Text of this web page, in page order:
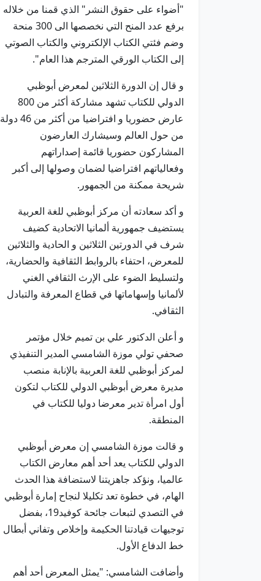
"أضواء على حقوق النشر" الذي قمنا من خلاله
برفع عدد المنح التي نخصصها الى 300 منحة
وضم فئتي الكتاب الإلكتروني والكتاب الصوتي
إلى الكتاب الورقي المترجم هذا العام".
و قال إن الدورة الثلاثين لمعرض أبوظبي
الدولي للكتاب تشهد مشاركة أكثر من 800
عارض حضوريا و افتراضيا من أكثر من 46 دولة
من حول العالم وسيشارك العارضون
المشاركون حضوريا قائمة إصداراتهم
وفعالياتهم افتراضيا لضمان وصولها إلى أكبر
شريحة ممكنة من الجمهور.
و أكد سعادته أن مركز أبوظبي للغة العربية
يستضيف جمهورية ألمانيا الاتحادية كضيف
شرف في الدورتين الثلاثين و الحادية والثلاثين
للمعرض، احتفاء بالروابط الثقافية والحضارية،
ولتسليط الضوء على الإرث الثقافي الغني
لألمانيا وإسهاماتها في قطاع المعرفة والتبادل
الثقافي.
و أعلن الدكتور علي بن تميم خلال مؤتمر
صحفي تولي موزة الشامسي المدير التنفيذي
لمركز أبوظبي للغة العربية بالإنابة منصب
مديرة معرض أبوظبي الدولي للكتاب لتكون
أول امرأة تدير معرضا دوليا للكتاب في
المنطقة.
و قالت موزة الشامسي إن معرض أبوظبي
الدولي للكتاب يعد أحد أهم معارض الكتاب
عالميا، ونؤكد جاهزيتنا لاستضافة هذا الحدث
الهام، في خطوة تعد تكليلا لنجاح إمارة أبوظبي
في التصدي لتبعات جائحة كوفيد19، بفضل
توجيهات قيادتنا الحكيمة وإخلاص وتفاني أبطال
خط الدفاع الأول.
وأضافت الشامسي: "يمثل المعرض أحد أهم